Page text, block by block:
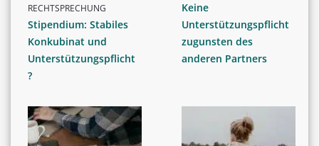
RECHTSPRECHUNG
Stipendium: Stabiles
Konkubinat und
Unterstützungspflicht
?
Keine
Unterstützungspflicht
zugunsten des
anderen Partners